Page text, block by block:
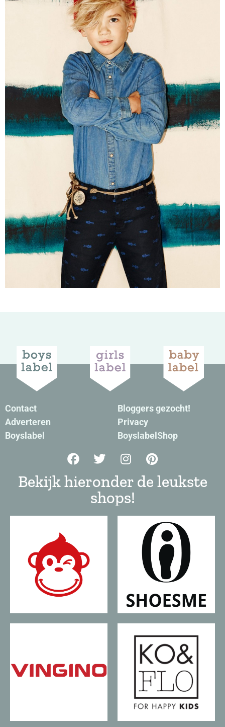
Contact
Adverteren
Boyslabel
Bloggers gezocht!
Privacy
BoyslabelShop
Bekijk hieronder de leukste
shops!